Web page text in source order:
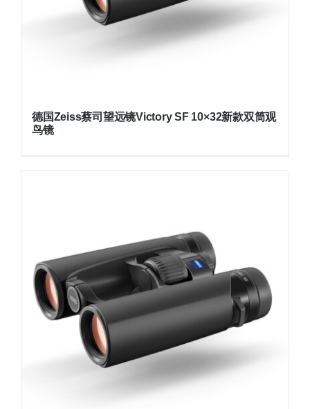
德国Zeiss蔡司望远镜Victory SF 10×32新款双筒观
鸟镜